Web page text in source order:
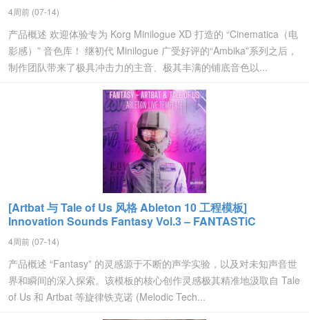
4周前 (07-14)
产品概述 欢迎体验专为 Korg Minilogue XD 打造的 “Cinematica（电
影感）” 音色库！ 继初代 Minilogue 广受好评的“Ambika”系列之后，
制作团队带来了极具冲击力的主音、极其丰满的铺底音色以...
[Artbat 与 Tale of Us 风格 Ableton 10 工程模板]
Innovation Sounds Fantasy Vol.3 – FANTASTiC
4周前 (07-14)
产品概述 “Fantasy” 的灵感源于不断的声学实验，以及对未知声音世
界和瞬间的深入探索。该模板的核心创作灵感极其精准地汲取自 Tale
of Us 和 Artbat 等旋律铁克诺 (Melodic Tech...